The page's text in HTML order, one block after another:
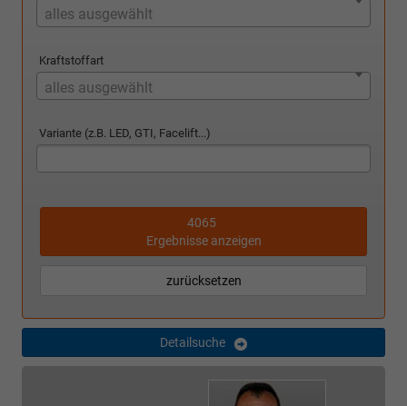
alles ausgewählt
Kraftstoffart
alles ausgewählt
Variante (z.B. LED, GTI, Facelift...)
4065
Ergebnisse anzeigen
zurücksetzen
Detailsuche